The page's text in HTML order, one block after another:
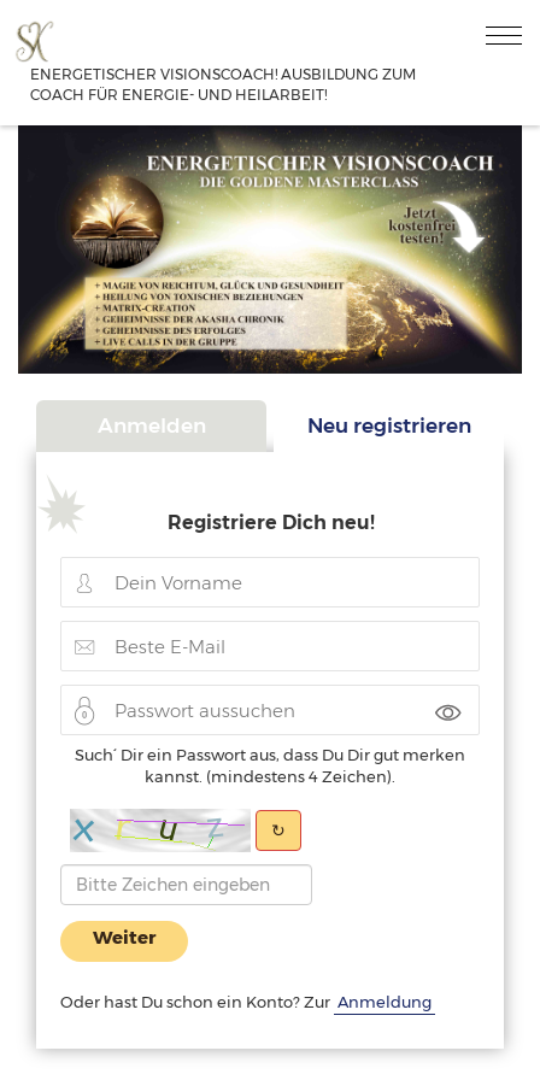
ENERGETISCHER VISIONSCOACH! AUSBILDUNG ZUM
COACH FÜR ENERGIE- UND HEILARBEIT!
Anmelden Neu registrieren
Registriere Dich neu!
Such ́ Dir ein Passwort aus, dass Du Dir gut merken
kannst. (mindestens 4 Zeichen).
↻
Weiter
Oder hast Du schon ein Konto? Zur Anmeldung